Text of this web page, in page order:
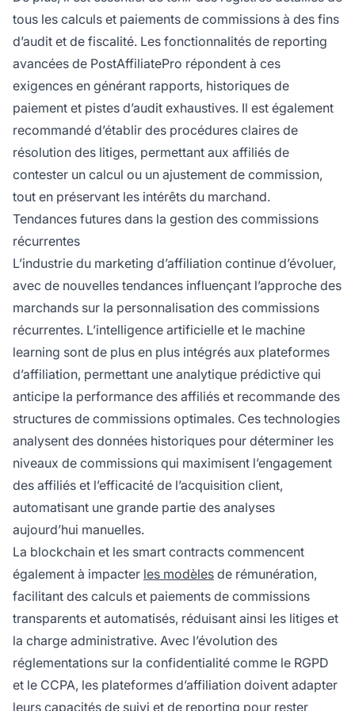
tous les calculs et paiements de commissions à des fins
d’audit et de fiscalité. Les fonctionnalités de reporting
avancées de PostAffiliatePro répondent à ces
exigences en générant rapports, historiques de
paiement et pistes d’audit exhaustives. Il est également
recommandé d’établir des procédures claires de
résolution des litiges, permettant aux affiliés de
contester un calcul ou un ajustement de commission,
tout en préservant les intérêts du marchand.
Tendances futures dans la gestion des commissions
récurrentes
L’industrie du marketing d’affiliation continue d’évoluer,
avec de nouvelles tendances influençant l’approche des
marchands sur la personnalisation des commissions
récurrentes. L’intelligence artificielle et le machine
learning sont de plus en plus intégrés aux plateformes
d’affiliation, permettant une analytique prédictive qui
anticipe la performance des affiliés et recommande des
structures de commissions optimales. Ces technologies
analysent des données historiques pour déterminer les
niveaux de commissions qui maximisent l’engagement
des affiliés et l’efficacité de l’acquisition client,
automatisant une grande partie des analyses
aujourd’hui manuelles.
La blockchain et les smart contracts commencent
également à impacter les modèles de rémunération,
facilitant des calculs et paiements de commissions
transparents et automatisés, réduisant ainsi les litiges et
la charge administrative. Avec l’évolution des
réglementations sur la confidentialité comme le RGPD
et le CCPA, les plateformes d’affiliation doivent adapter
leurs capacités de suivi et de reporting pour rester